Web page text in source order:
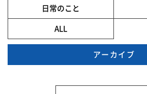
日常のこと
ALL
アーカイブ